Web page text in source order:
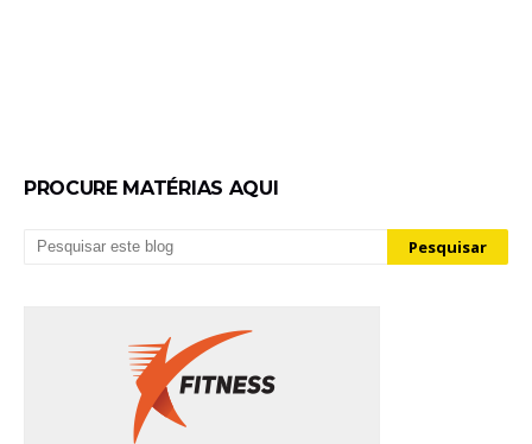
PROCURE MATÉRIAS AQUI